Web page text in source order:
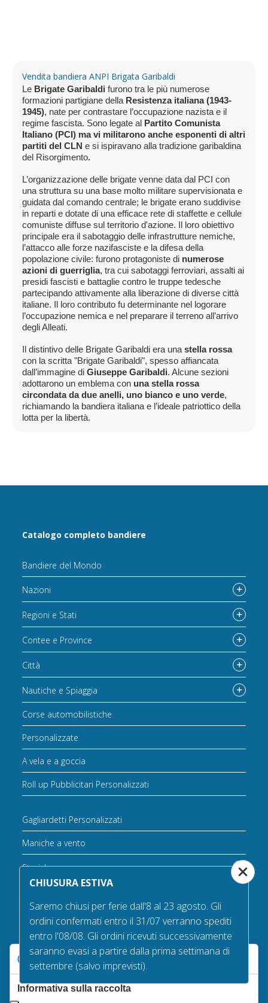
Vendita bandiera ANPI Brigata Garibaldi
Le Brigate Garibaldi furono tra le più numerose
formazioni partigiane della Resistenza italiana (1943-
1945), nate per contrastare l’occupazione nazista e il
regime fascista. Sono legate al Partito Comunista
Italiano (PCI) ma vi militarono anche esponenti di altri
partiti del CLN e si ispiravano alla tradizione garibaldina
del Risorgimento.
L’organizzazione delle brigate venne data dal PCI con
una struttura su una base molto militare supervisionata e
guidata dal comando centrale; le brigate erano suddivise
in reparti e dotate di una efficace rete di staffette e cellule
comuniste diffuse sul territorio d'azione. Il loro obiettivo
principale era il sabotaggio delle infrastrutture nemiche,
l’attacco alle forze nazifasciste e la difesa della
popolazione civile: furono protagoniste di numerose
azioni di guerriglia, tra cui sabotaggi ferroviari, assalti ai
presidi fascisti e battaglie contro le truppe tedesche
partecipando attivamente alla liberazione di diverse città
italiane. Il loro contributo fu determinante nel logorare
l’occupazione nemica e nel preparare il terreno all’arrivo
degli Alleati.
Il distintivo delle Brigate Garibaldi era unastella rossa
con la scritta "Brigate Garibaldi", spesso affiancata
dall’immagine diGiuseppe Garibaldi. Alcune sezioni
adottarono un emblema con una stella rossa
circondata da due anelli, uno bianco e uno verde,
richiamando la bandiera italiana e l’ideale patriottico della
lotta per la libertà.
Catalogo completo bandiere
Bandiere del Mondo
Nazioni
Regioni e Stati
Contee e Province
Città
Nautiche e Spiaggia
Corse automobilistiche
Personalizzate
A vela e a goccia
Roll up Pubblicitari Personalizzati
Gagliardetti Personalizzati
Maniche a vento
Storiche
Bandiere in offerta
Varie
Bandiere da tavolo
Accessori per bandiere
CHIUSURA ESTIVA
Saremo chiusi per ferie dall'8 al 23 agosto. Gli
ordini confermati entro il 31/07 verranno spediti
entro l'08/08. Gli ordini ricevuti successivamente
saranno evasi a partire dalla prima settimana di
settembre (salvo imprevisti).
Le tue preferenze relative alla privacy
Informativa sulla raccolta